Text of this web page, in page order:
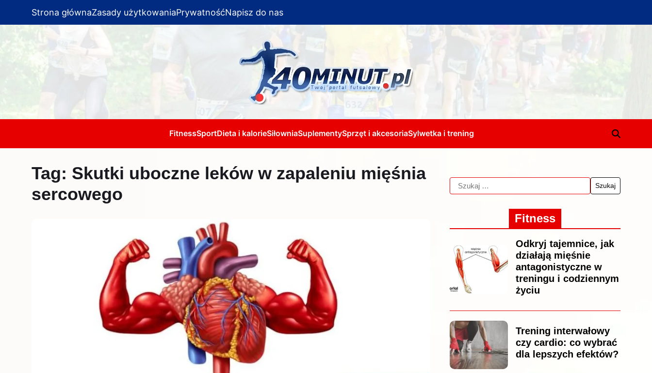
Strona głównaZasady użytkowaniaPrywatnośćNapisz do nas
FitnessSportDieta i kalorieSiłowniaSuplementySprzęt i akcesoriaSylwetka i trening
Tag: Skutki uboczne leków w zapaleniu mięśnia
sercowego
Fitness
Odkryj tajemnice, jak
działają mięśnie
antagonistyczne w
treningu i codziennym
życiu
Trening interwałowy
czy cardio: co wybrać
dla lepszych efektów?